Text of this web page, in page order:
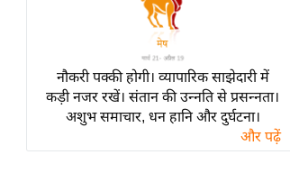
व्रत
त्योहार
राशिफल
विशेष
नौकरी पक्की होगी। व्यापारिक साझेदारी में
कड़ी नजर रखें। संतान की उन्नति से प्रसन्नता।
अशुभ समाचार, धन हानि और दुर्घटना।
और पढ़ें